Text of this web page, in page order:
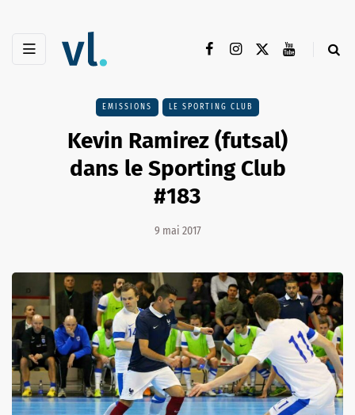
EMISSIONS LE SPORTING CLUB
Kevin Ramirez (futsal)
dans le Sporting Club
#183
9 mai 2017